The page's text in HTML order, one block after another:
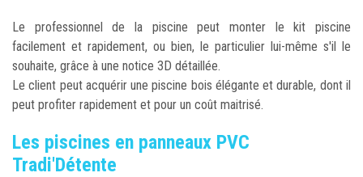
Le professionnel de la piscine peut monter le kit piscine
facilement et rapidement, ou bien, le particulier lui-même s'il le
souhaite, grâce à une notice 3D détaillée.
Le client peut acquérir une piscine bois élégante et durable, dont il
peut profiter rapidement et pour un coût maitrisé.
Les piscines en panneaux PVC
Tradi'Détente